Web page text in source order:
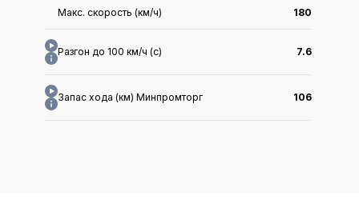
Макс. скорость (км/ч) 180
Разгон до 100 км/ч (с) 7.6
Запас хода (км) Минпромторг 106